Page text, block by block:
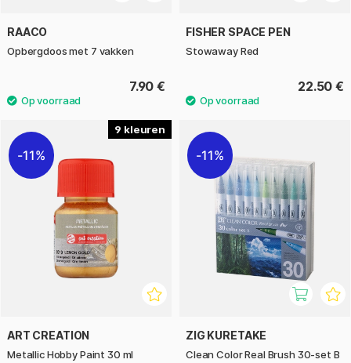
RAACO
Opbergdoos met 7 vakken
7.90 €
FISHER SPACE PEN
Stowaway Red
22.50 €
9
11%
ART CREATION
Metallic Hobby Paint 30 ml
11%
ZIG KURETAKE
Clean Color Real Brush 30-set B